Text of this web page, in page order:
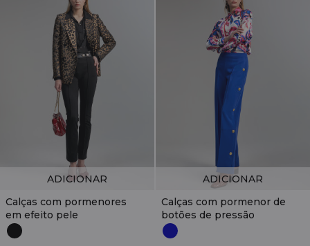
Calças com pormenores
em efeito pele
ADICIONAR
Calças com pormenor de
botões de pressão
ADICIONAR